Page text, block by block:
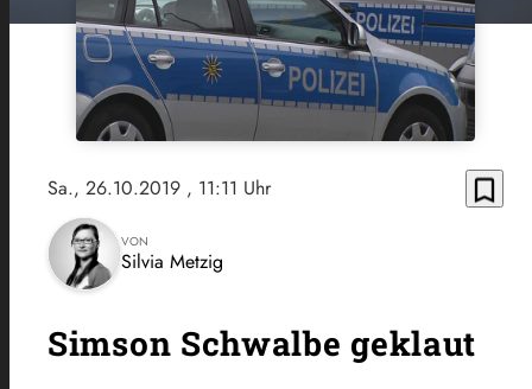
Sa., 26.10.2019 , 11:11 Uhr bookmark_border
VON
Silvia Metzig
Simson Schwalbe geklaut